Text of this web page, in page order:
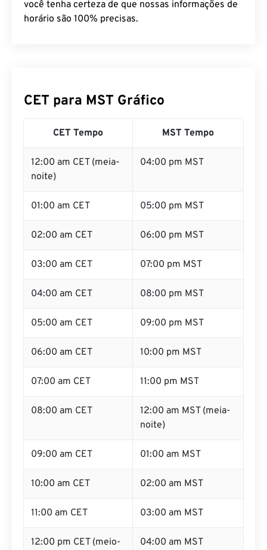
você tenha certeza de que nossas informações de
horário são 100% precisas.
CET para MST Gráfico
CET Tempo MST Tempo
12:00 am CET (meia-
noite)
04:00 pm MST
01:00 am CET 05:00 pm MST
02:00 am CET 06:00 pm MST
03:00 am CET 07:00 pm MST
04:00 am CET 08:00 pm MST
05:00 am CET 09:00 pm MST
06:00 am CET 10:00 pm MST
07:00 am CET 11:00 pm MST
08:00 am CET
12:00 am MST (meia-
noite)
09:00 am CET 01:00 am MST
10:00 am CET 02:00 am MST
11:00 am CET 03:00 am MST
12:00 pm CET (meio- 04:00 am MST